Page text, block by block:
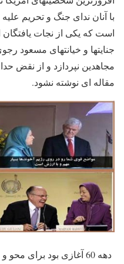
با آنان ندای جنگ و تحریم
است که یکی از نجات
جنایتها و خیانتهای مسعود
مجاهدین نپردازد و از نقض
مقاله ای نوشته نشود.
دهه 60 آغازی بود برای